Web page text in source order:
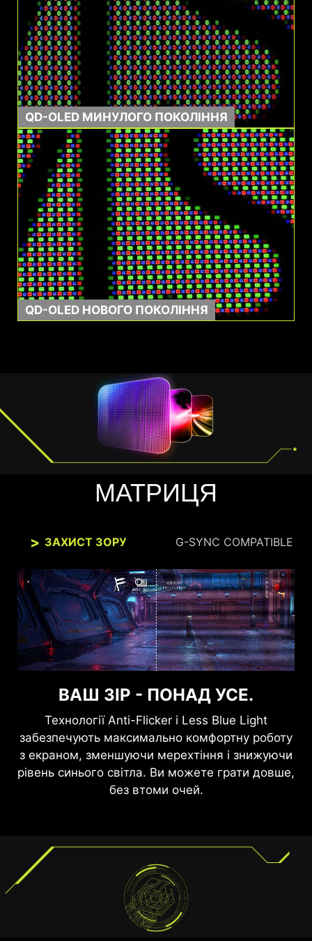
QD-OLED МИНУЛОГО ПОКОЛІННЯ
QD-OLED НОВОГО ПОКОЛІННЯ
0.03 мс GtG
Час відгуку
1500000:1
Контраст
МАТРИЦЯ
ЗАХИСТ ЗОРУ G-SYNC COMPATIBLE
ВАШ ЗІР - ПОНАД УСЕ.
Технології Anti-Flicker і Less Blue Light
забезпечують максимально комфортну роботу
з екраном, зменшуючи мерехтіння і знижуючи
рівень синього світла. Ви можете грати довше,
без втоми очей.
G-SYNC COMPATIBLE
Грайте в будь-яку гру, не турбуючись про
розриви зображення, підторможування чи
мерехтіння з технологією G-SYNC, що
процесора. Необмежена частота оновлення
дозволяє монітору підтримувати частоту
кадрів від нуля герців до максимального, що
підтримується РК-панеллю. Завдяки цьому Ви
можете розраховувати на виняткову